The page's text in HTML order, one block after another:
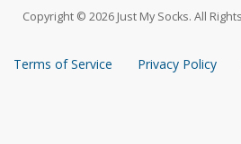
Copyright © 2026 Just My Socks. All
Terms of Service Privacy Policy